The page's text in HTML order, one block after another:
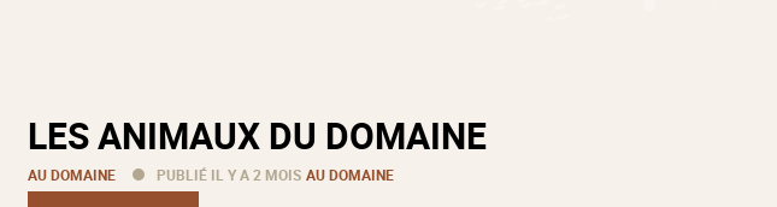
LES ANIMAUX DU DOMAINE
AU DOMAINE PUBLIÉ IL Y A 2 MOIS AU DOMAINE